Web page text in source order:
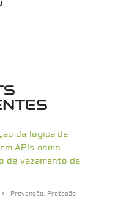
da lógica de
APIs como
de vazamento de
Prevenção, Proteção